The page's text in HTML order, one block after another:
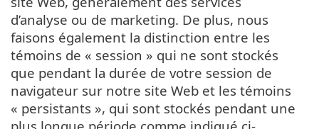
d’analyse ou de marketing. De plus, nous
faisons également la distinction entre les
témoins de « session » qui ne sont stockés
que pendant la durée de votre session de
navigateur sur notre site Web et les témoins
« persistants », qui sont stockés pendant une